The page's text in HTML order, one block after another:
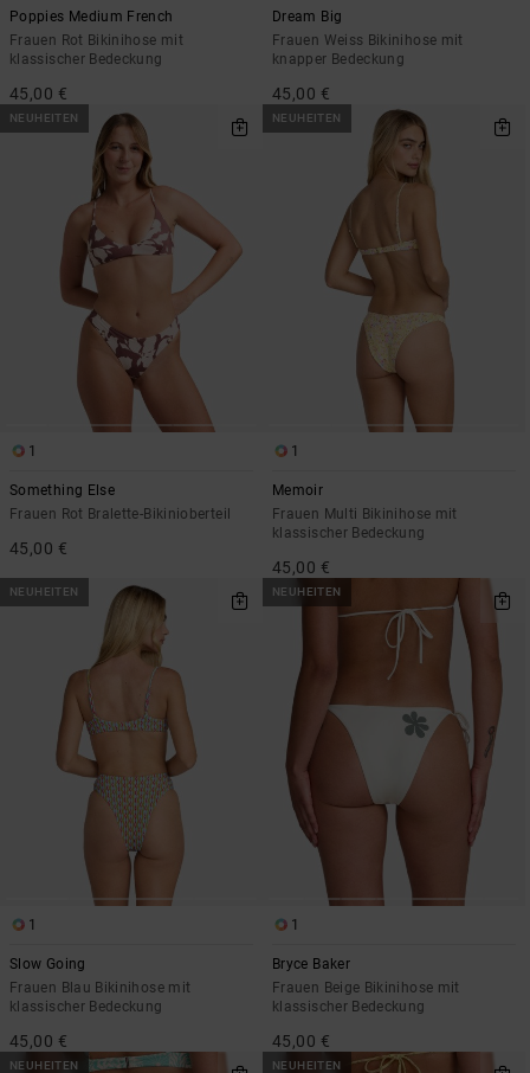
Poppies Medium French
Frauen Rot Bikinihose mit
klassischer Bedeckung
45,00 €
Dream Big
Frauen Weiss Bikinihose mit
knapper Bedeckung
45,00 €
NEUHEITEN
1
Something Else
Frauen Rot Bralette-Bikinioberteil
45,00 €
NEUHEITEN
1
Memoir
Frauen Multi Bikinihose mit
klassischer Bedeckung
45,00 €
NEUHEITEN
1
Slow Going
Frauen Blau Bikinihose mit
klassischer Bedeckung
45,00 €
NEUHEITEN
1
Bryce Baker
Frauen Beige Bikinihose mit
klassischer Bedeckung
45,00 €
NEUHEITEN NEUHEITEN